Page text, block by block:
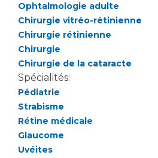
Cancer
Médecine nucléaire
Maladies rares
Cancérologie
Les pôles d'activité médicale
Anatomie et Cytologie
Adresser un examen au
Centres de référence Maladies
Plateforme d'Expertise
Presse / Multimédia
Ophtalmologie adulte
Chirurgie vitréo-rétinienne
Chirurgie rétinienne
Chirurgie
Chirurgie de la cataracte
Spécialités:
Pédiatrie
Strabisme
Rétine médicale
Glaucome
Uvéites